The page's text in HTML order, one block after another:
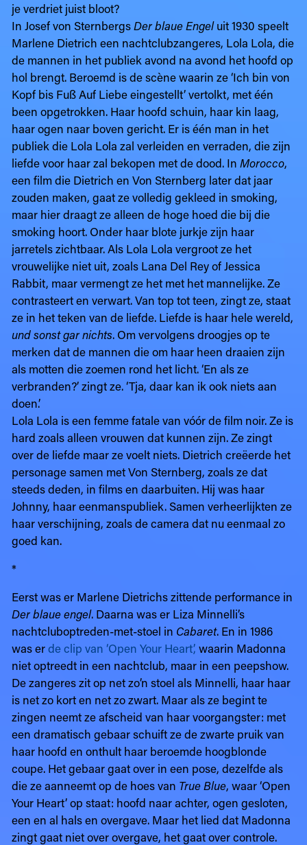
je verdriet juist bloot?
In Josef von SternbergsDer blaue Engeluit 1930 speelt
Marlene Dietrich een nachtclubzangeres, Lola Lola, die
de mannen in het publiek avond na avond het hoofd op
hol brengt. Beroemd is de scène waarin ze ‘Ich bin von
Kopf bis Fuß Auf Liebe eingestellt’ vertolkt, met één
been opgetrokken. Haar hoofd schuin, haar kin laag,
haar ogen naar boven gericht. Er is één man in het
publiek die Lola Lola zal verleiden en verraden, die zijn
liefde voor haar zal bekopen met de dood. In Morocco,
een film die Dietrich en Von Sternberg later dat jaar
zouden maken, gaat ze volledig gekleed in smoking,
maar hier draagt ze alleen de hoge hoed die bij die
smoking hoort. Onder haar blote jurkje zijn haar
jarretels zichtbaar. Als Lola Lola vergroot ze het
vrouwelijke niet uit, zoals Lana Del Rey of Jessica
Rabbit, maar vermengt ze het met het mannelijke. Ze
contrasteert en verwart. Van top tot teen, zingt ze, staat
ze in het teken van de liefde. Liefde is haar hele wereld,
und sonst gar nichts. Om vervolgens droogjes op te
merken dat de mannen die om haar heen draaien zijn
als motten die zoemen rond het licht. ‘En als ze
verbranden?’ zingt ze. ‘Tja, daar kan ik ook niets aan
doen.’
Lola Lola is een femme fatale van vóór de film noir. Ze is
hard zoals alleen vrouwen dat kunnen zijn. Ze zingt
over de liefde maar ze voelt niets. Dietrich creëerde het
personage samen met Von Sternberg, zoals ze dat
steeds deden, in films en daarbuiten. Hij was haar
Johnny, haar eenmanspubliek. Samen verheerlijkten ze
haar verschijning, zoals de camera dat nu eenmaal zo
goed kan.
*
Eerst was er Marlene Dietrichs zittende performance in
Der blaue engel. Daarna was er Liza Minnelli’s
nachtcluboptreden-met-stoel in Cabaret. En in 1986
was erde clip van ‘Open Your Heart’, waarin Madonna
niet optreedt in een nachtclub, maar in een peepshow.
De zangeres zit op net zo’n stoel als Minnelli, haar haar
is net zo kort en net zo zwart. Maar als ze begint te
zingen neemt ze afscheid van haar voorgangster: met
een dramatisch gebaar schuift ze de zwarte pruik van
haar hoofd en onthult haar beroemde hoogblonde
coupe. Het gebaar gaat over in een pose, dezelfde als
die ze aanneemt op de hoes van True Blue, waar ‘Open
Your Heart’ op staat: hoofd naar achter, ogen gesloten,
een en al hals en overgave. Maar het lied dat Madonna
zingt gaat niet over overgave, het gaat over controle.